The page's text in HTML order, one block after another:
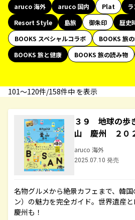
aruco 海外
aruco 国内 Plat
Resort Style
島旅 御朱印 歴史
BOOKS スペシャルコラボ
BOOKS 旅
BOOKS 旅と健康
BOOKS 旅の読み物
101〜120件/158件中 を表示
３９ 地球の
山 慶州 ２０
aruco 海外
2025.07.10 発売
名物グルメから絶景カフェまで、韓
ン）の魅力を完全ガイド。世界遺産
慶州も！